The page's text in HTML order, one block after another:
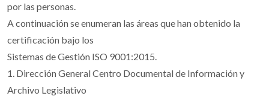
por las personas.
A continuación se enumeran las áreas que han obtenido la
certificación bajo los
Sistemas de Gestión ISO 9001:2015.
1. Dirección General Centro Documental de Información y
Archivo Legislativo